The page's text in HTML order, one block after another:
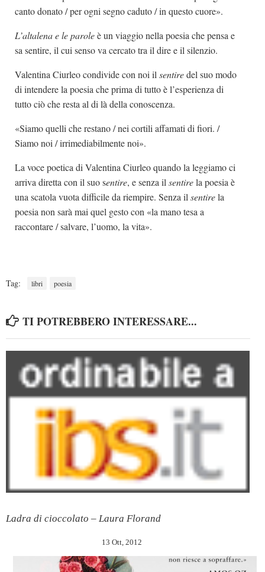
canto donato / per ogni segno caduto / in questo cuore».
L’altalena e le paroleè un viaggio nella poesia che pensa e
sa sentire, il cui senso va cercato tra il dire e il silenzio.
Valentina Ciurleo condivide con noi ilsentiredel suo modo
di intendere la poesia che prima di tutto è l’esperienza di
tutto ciò che resta al di là della conoscenza.
«Siamo quelli che restano / nei cortili affamati di fiori. /
Siamo noi / irrimediabilmente noi».
La voce poetica di Valentina Ciurleo quando la leggiamo ci
arriva diretta con il suo sentire, e senza ilsentirela poesia è
una scatola vuota difficile da riempire. Senza ilsentirela
poesia non sarà mai quel gesto con «la mano tesa a
raccontare / salvare, l’uomo, la vita».
Tag: libri poesia
TI POTREBBERO INTERESSARE...
Ladra di cioccolato – Laura Florand
13 Ott, 2012